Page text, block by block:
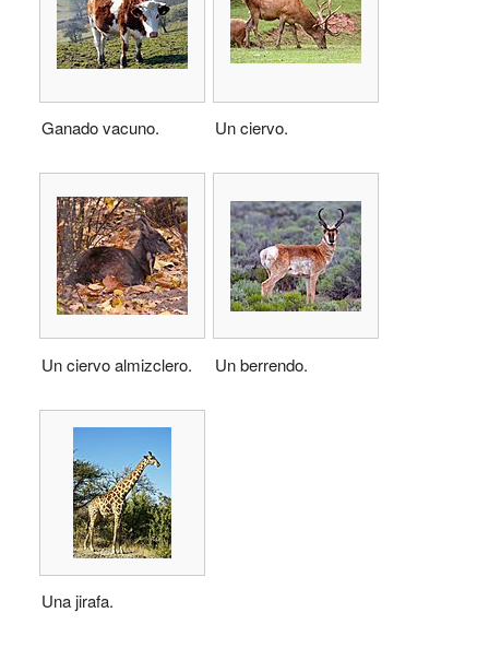
Ganado vacuno. Un ciervo.
Un ciervo almizclero. Un berrendo.
Una jirafa.